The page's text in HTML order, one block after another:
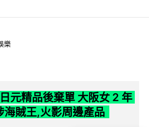
樂
元精品後棄單 大阪女 2 年
海賊王,火影周邊產品